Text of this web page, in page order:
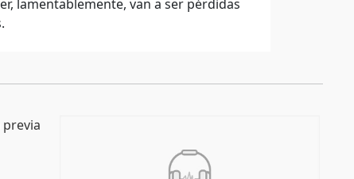
lamentablemente, van a ser pérdidas